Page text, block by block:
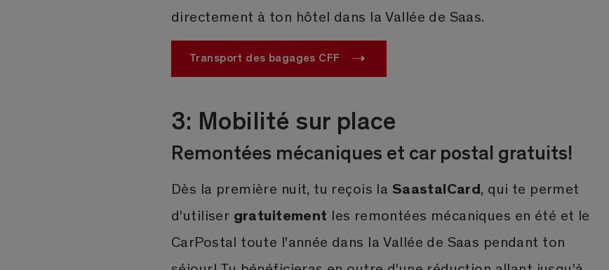
directement à ton hôtel dans la Vallée de Saas.
Transport des bagages CFF
3: Mobilité sur place
Remontées mécaniques et car postal gratuits!
Dès la première nuit, tu reçois la SaastalCard, qui te permet
d'utiliser gratuitement les remontées mécaniques en été et le
CarPostal toute l'année dans la Vallée de Saas pendant ton